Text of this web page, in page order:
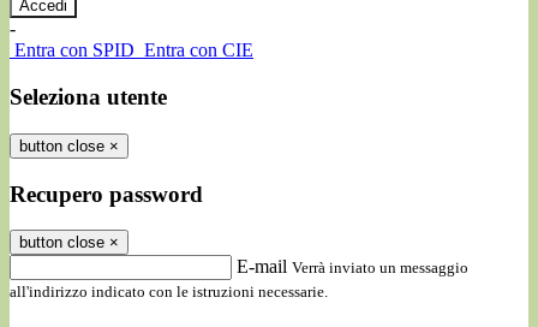
-
Entra con SPID Entra con CIE
Seleziona utente
button close ×
Recupero password
button close ×
E-mail Verrà inviato un messaggio
all'indirizzo indicato con le istruzioni necessarie.